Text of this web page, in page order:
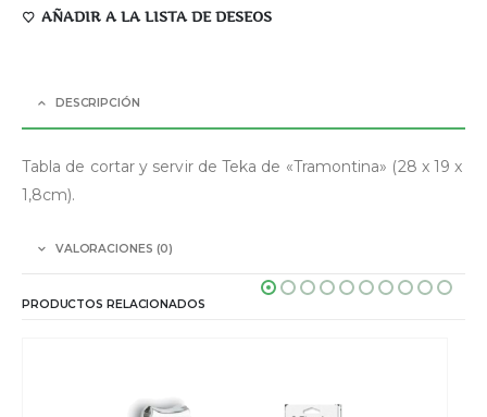
AÑADIR A LA LISTA DE DESEOS
DESCRIPCIÓN
Tabla de cortar y servir de Teka de «Tramontina» (28 x 19 x
1,8cm).
VALORACIONES (0)
PRODUCTOS RELACIONADOS